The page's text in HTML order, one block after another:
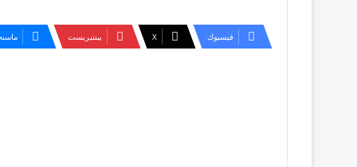
فيسبوك ‫X بينتيريست